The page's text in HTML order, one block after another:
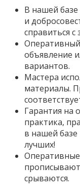
В нашей
и
справиться
объявление
вариантов.
Мастера
материалы.
Гарантия на
практика,
в нашей
лучших!
Оперативные
срываются.